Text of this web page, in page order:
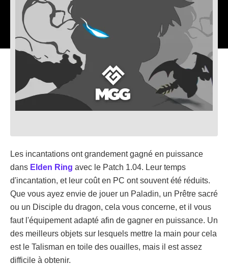
Les incantations ont grandement gagné en puissance
dans Elden Ring avec le Patch 1.04. Leur temps
d'incantation, et leur coût en PC ont souvent été réduits.
Que vous ayez envie de jouer un Paladin, un Prêtre sacré
ou un Disciple du dragon, cela vous concerne, et il vous
faut l'équipement adapté afin de gagner en puissance. Un
des meilleurs objets sur lesquels mettre la main pour cela
est le Talisman en toile des ouailles, mais il est assez
difficile à obtenir.